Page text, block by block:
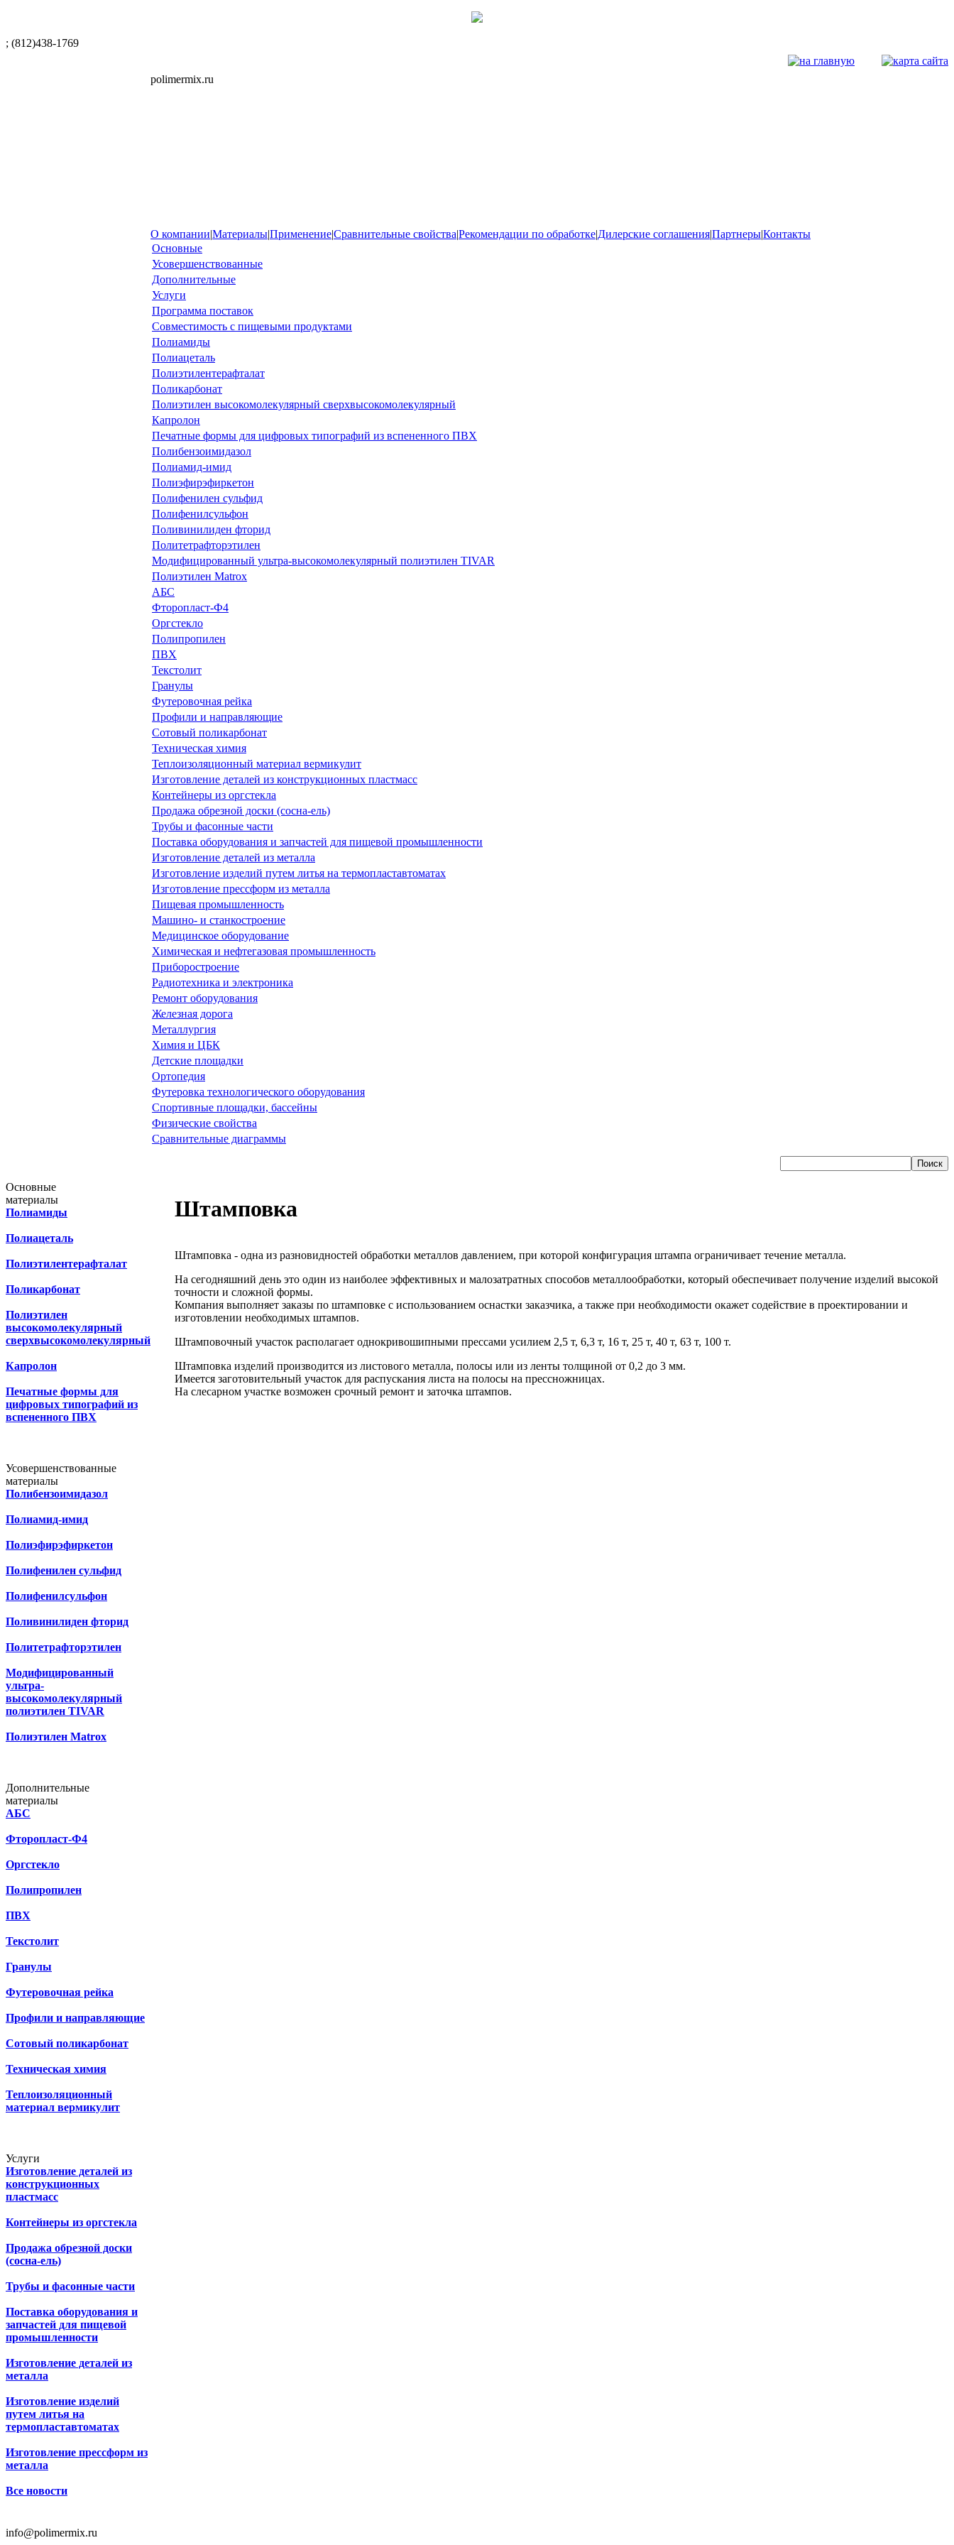
; (812)438-1769
polimermix.ru
О компании|Материалы|Применение|Сравнительные свойства|Рекомендации по обработке|Дилерские соглашения|Партнеры|Контакты
Основные
Усовершенствованные
Дополнительные
Услуги
Программа поставок
Совместимость с пищевыми продуктами
Полиамиды
Полиацеталь
Полиэтилентерафталат
Поликарбонат
Полиэтилен высокомолекулярный сверхвысокомолекулярный
Капролон
Печатные формы для цифровых типографий из вспененного ПВХ
Полибензоимидазол
Полиамид-имид
Полиэфирэфиркетон
Полифенилен сульфид
Полифенилсульфон
Поливинилиден фторид
Политетрафторэтилен
Модифицированный ультра-высокомолекулярный полиэтилен TIVAR
Полиэтилен Matrox
АБС
Фторопласт-Ф4
Оргстекло
Полипропилен
ПВХ
Текстолит
Гранулы
Футеровочная рейка
Профили и направляющие
Сотовый поликарбонат
Техническая химия
Теплоизоляционный материал вермикулит
Изготовление деталей из конструкционных пластмасс
Контейнеры из оргстекла
Продажа обрезной доски (сосна-ель)
Трубы и фасонные части
Поставка оборудования и запчастей для пищевой промышленности
Изготовление деталей из металла
Изготовление изделий путем литья на термопластавтоматах
Изготовление прессформ из металла
Пищевая промышленность
Машино- и станкостроение
Медицинское оборудование
Химическая и нефтегазовая промышленность
Приборостроение
Радиотехника и электроника
Ремонт оборудования
Железная дорога
Металлургия
Химия и ЦБК
Детские площадки
Ортопедия
Футеровка технологического оборудования
Спортивные площадки, бассейны
Физические свойства
Сравнительные диаграммы
Основные
материалы
Полиамиды
Полиацеталь
Полиэтилентерафталат
Поликарбонат
Полиэтилен
высокомолекулярный
сверхвысокомолекулярный
Капролон
Печатные формы для
цифровых типографий из
вспененного ПВХ
Усовершенствованные
материалы
Полибензоимидазол
Полиамид-имид
Полиэфирэфиркетон
Полифенилен сульфид
Полифенилсульфон
Поливинилиден фторид
Политетрафторэтилен
Модифицированный
ультра-
высокомолекулярный
полиэтилен TIVAR
Полиэтилен Matrox
Дополнительные
материалы
АБС
Фторопласт-Ф4
Оргстекло
Полипропилен
ПВХ
Текстолит
Гранулы
Футеровочная рейка
Профили и направляющие
Сотовый поликарбонат
Техническая химия
Теплоизоляционный
материал вермикулит
Услуги
Изготовление деталей из
конструкционных
пластмасс
Контейнеры из оргстекла
Продажа обрезной доски
(сосна-ель)
Трубы и фасонные части
Поставка оборудования и
запчастей для пищевой
промышленности
Изготовление деталей из
металла
Изготовление изделий
путем литья на
термопластавтоматах
Изготовление прессформ из
металла
Все новости
info@polimermix.ru
Штамповка
Штамповка - одна из разновидностей обработки металлов давлением, при которой конфигурация штампа ограничивает течение металла.
На сегодняшний день это один из наиболее эффективных и малозатратных способов металлообработки, который обеспечивает получение изделий высокой
точности и сложной формы.
Компания выполняет заказы по штамповке с использованием оснастки заказчика, а также при необходимости окажет содействие в проектировании и
изготовлении необходимых штампов.
Штамповочный участок располагает однокривошипными прессами усилием 2,5 т, 6,3 т, 16 т, 25 т, 40 т, 63 т, 100 т.
Штамповка изделий производится из листового металла, полосы или из ленты толщиной от 0,2 до 3 мм.
Имеется заготовительный участок для распускания листа на полосы на прессножницах.
На слесарном участке возможен срочный ремонт и заточка штампов.